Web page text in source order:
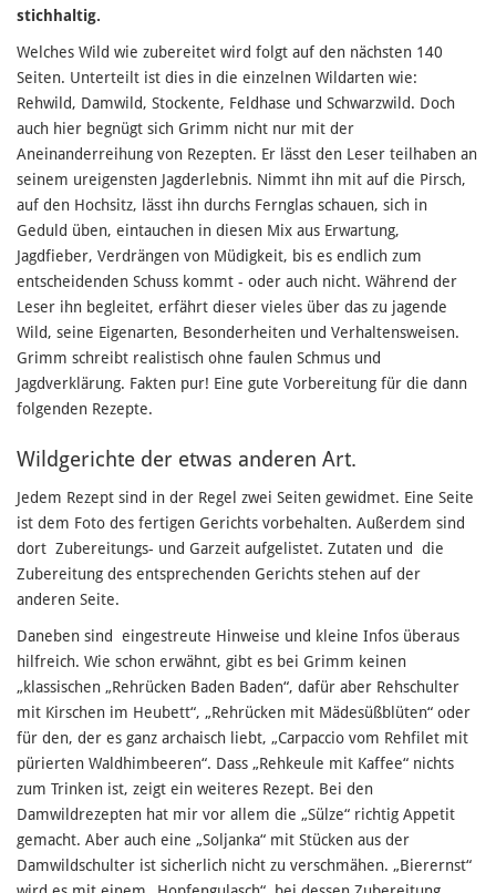
stichhaltig.
Welches Wild wie zubereitet wird folgt auf den nächsten 140
Seiten. Unterteilt ist dies in die einzelnen Wildarten wie:
Rehwild, Damwild, Stockente, Feldhase und Schwarzwild. Doch
auch hier begnügt sich Grimm nicht nur mit der
Aneinanderreihung von Rezepten. Er lässt den Leser teilhaben an
seinem ureigensten Jagderlebnis. Nimmt ihn mit auf die Pirsch,
auf den Hochsitz, lässt ihn durchs Fernglas schauen, sich in
Geduld üben, eintauchen in diesen Mix aus Erwartung,
Jagdfieber, Verdrängen von Müdigkeit, bis es endlich zum
entscheidenden Schuss kommt - oder auch nicht. Während der
Leser ihn begleitet, erfährt dieser vieles über das zu jagende
Wild, seine Eigenarten, Besonderheiten und Verhaltensweisen.
Grimm schreibt realistisch ohne faulen Schmus und
Jagdverklärung. Fakten pur! Eine gute Vorbereitung für die dann
folgenden Rezepte.
Wildgerichte der etwas anderen Art.
Jedem Rezept sind in der Regel zwei Seiten gewidmet. Eine Seite
ist dem Foto des fertigen Gerichts vorbehalten. Außerdem sind
dort Zubereitungs- und Garzeit aufgelistet. Zutaten und die
Zubereitung des entsprechenden Gerichts stehen auf der
anderen Seite.
Daneben sind eingestreute Hinweise und kleine Infos überaus
hilfreich. Wie schon erwähnt, gibt es bei Grimm keinen
„klassischen „Rehrücken Baden Baden“, dafür aber Rehschulter
mit Kirschen im Heubett“, „Rehrücken mit Mädesüßblüten“ oder
für den, der es ganz archaisch liebt, „Carpaccio vom Rehfilet mit
pürierten Waldhimbeeren“. Dass „Rehkeule mit Kaffee“ nichts
zum Trinken ist, zeigt ein weiteres Rezept. Bei den
Damwildrezepten hat mir vor allem die „Sülze“ richtig Appetit
gemacht. Aber auch eine „Soljanka“ mit Stücken aus der
Damwildschulter ist sicherlich nicht zu verschmähen. „Bierernst“